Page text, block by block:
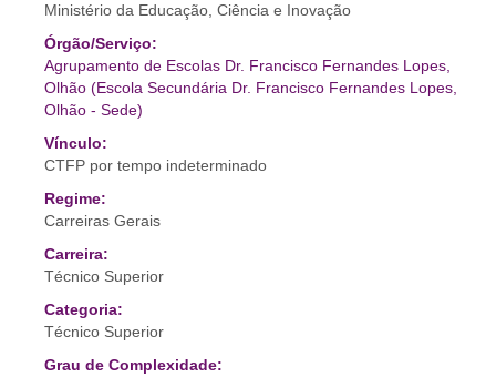
Ministério da Educação, Ciência e Inovação
Órgão/Serviço:
Agrupamento de Escolas Dr. Francisco Fernandes Lopes,
Olhão (Escola Secundária Dr. Francisco Fernandes Lopes,
Olhão - Sede)
Vínculo:
CTFP por tempo indeterminado
Regime:
Carreiras Gerais
Carreira:
Técnico Superior
Categoria:
Técnico Superior
Grau de Complexidade: